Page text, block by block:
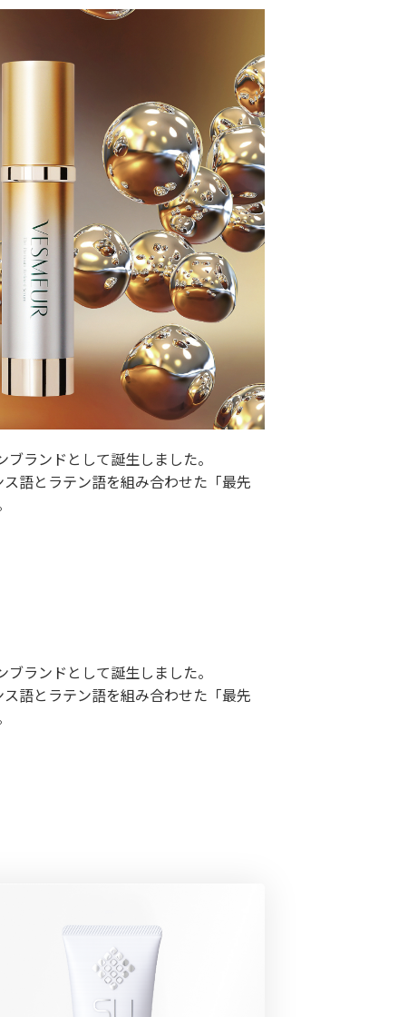
ランドとして誕生しました。
語とラテン語を組み合わせた「最先
ランドとして誕生しました。
語とラテン語を組み合わせた「最先